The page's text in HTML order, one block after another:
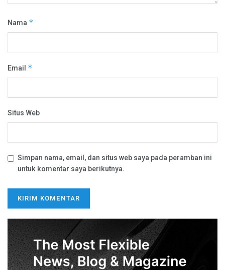
Nama *
Email *
Situs Web
Simpan nama, email, dan situs web saya pada peramban ini
untuk komentar saya berikutnya.